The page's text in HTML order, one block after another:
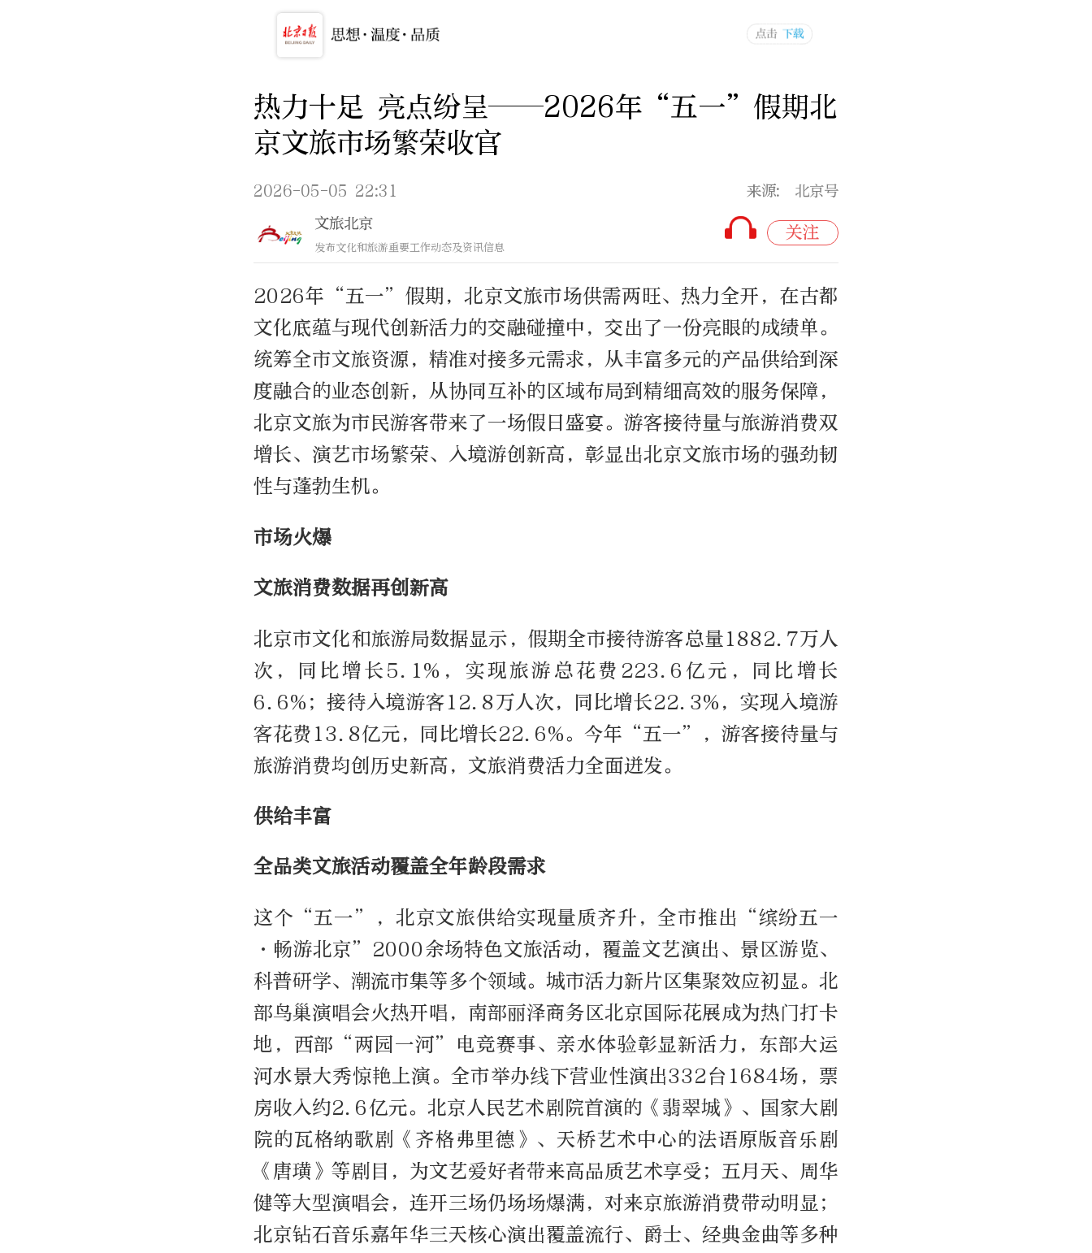
热力十足 亮点纷呈——2026年“五一”假期北
京文旅市场繁荣收官
2026-05-05 22:31
来源: 北京号
文旅北京
发布文化和旅游重要工作动态及资讯信息
关注
2026年“五一”假期，北京文旅市场供需两旺、热力全开，在古都
文化底蕴与现代创新活力的交融碰撞中，交出了一份亮眼的成绩单。
统筹全市文旅资源，精准对接多元需求，从丰富多元的产品供给到深
度融合的业态创新，从协同互补的区域布局到精细高效的服务保障，
北京文旅为市民游客带来了一场假日盛宴。游客接待量与旅游消费双
增长、演艺市场繁荣、入境游创新高，彰显出北京文旅市场的强劲韧
性与蓬勃生机。
市场火爆
文旅消费数据再创新高
北京市文化和旅游局数据显示，假期全市接待游客总量1882.7万人
次，同比增长5.1%，实现旅游总花费223.6亿元，同比增长
6.6%；接待入境游客12.8万人次，同比增长22.3%，实现入境游
客花费13.8亿元，同比增长22.6%。今年“五一”，游客接待量与
旅游消费均创历史新高，文旅消费活力全面迸发。
供给丰富
全品类文旅活动覆盖全年龄段需求
这个“五一”，北京文旅供给实现量质齐升，全市推出“缤纷五一
·畅游北京”2000余场特色文旅活动，覆盖文艺演出、景区游览、
科普研学、潮流市集等多个领域。城市活力新片区集聚效应初显。北
部鸟巢演唱会火热开唱，南部丽泽商务区北京国际花展成为热门打卡
地，西部“两园一河”电竞赛事、亲水体验彰显新活力，东部大运
河水景大秀惊艳上演。全市举办线下营业性演出332台1684场，票
房收入约2.6亿元。北京人民艺术剧院首演的《翡翠城》、国家大剧
院的瓦格纳歌剧《齐格弗里德》、天桥艺术中心的法语原版音乐剧
《唐璜》等剧目，为文艺爱好者带来高品质艺术享受；五月天、周华
健等大型演唱会，连开三场仍场场爆满，对来京旅游消费带动明显；
北京钻石音乐嘉年华三天核心演出覆盖流行、爵士、经典金曲等多种